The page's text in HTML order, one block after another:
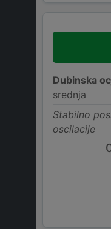
Dubinska
srednja
Stabilno
oscilacije